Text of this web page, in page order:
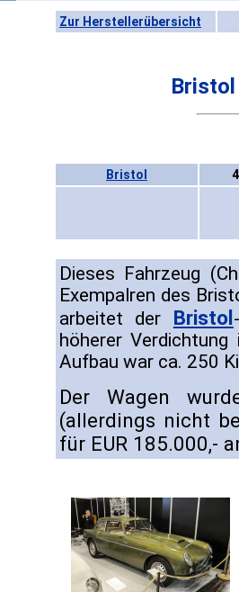
Zur Herstellerübersicht
Bristol
Dieses Fahrzeug
Exempalren des
arbeitet der Bristol
höherer
Aufbau war ca. 250
Der Wagen
(allerdings nicht
für EUR 185.000,-